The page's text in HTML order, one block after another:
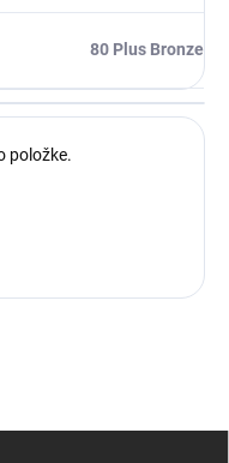
80 Plus Bronze
položke.